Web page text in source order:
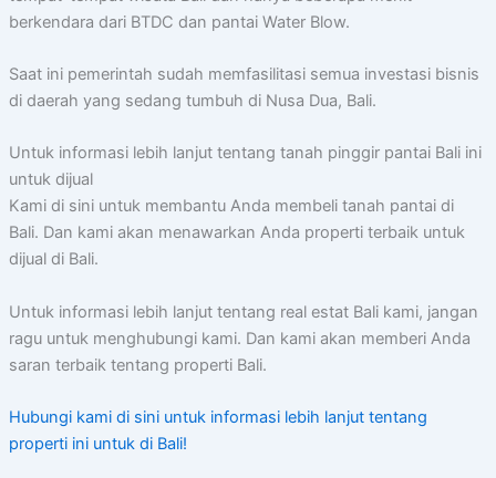
berkendara dari BTDC dan pantai Water Blow.
Saat ini pemerintah sudah memfasilitasi semua investasi bisnis
di daerah yang sedang tumbuh di Nusa Dua, Bali.
Untuk informasi lebih lanjut tentang tanah pinggir pantai Bali ini
untuk dijual
Kami di sini untuk membantu Anda membeli tanah pantai di
Bali. Dan kami akan menawarkan Anda properti terbaik untuk
dijual di Bali.
Untuk informasi lebih lanjut tentang real estat Bali kami, jangan
ragu untuk menghubungi kami. Dan kami akan memberi Anda
saran terbaik tentang properti Bali.
Hubungi kami di sini untuk informasi lebih lanjut tentang
properti ini untuk di Bali!